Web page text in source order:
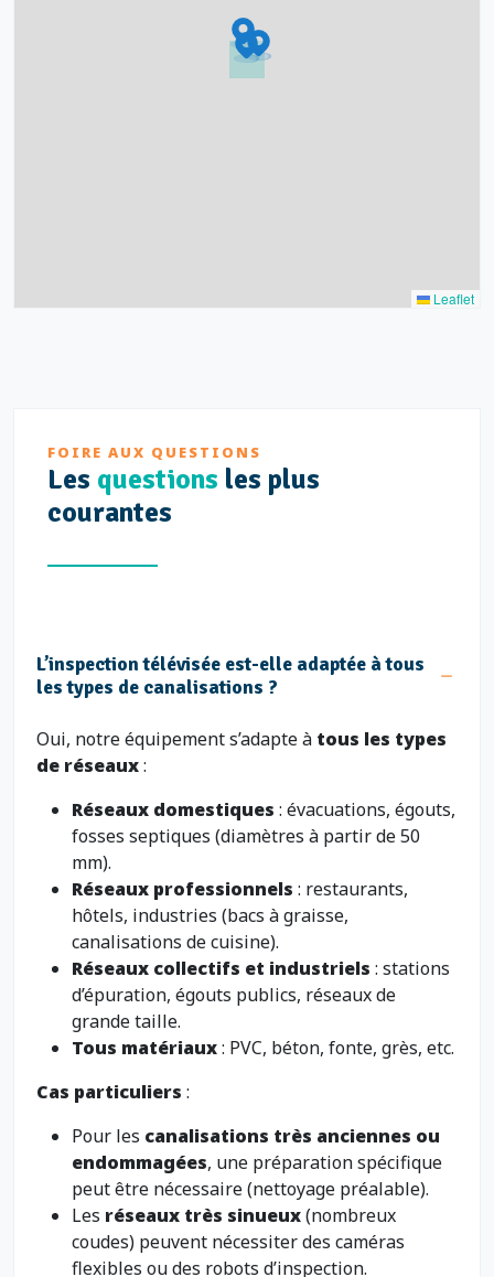
Leaflet
FOIRE AUX QUESTIONS
Les questions les plus
courantes
L’inspection télévisée est-elle adaptée à tous
les types de canalisations ?
Oui, notre équipement s’adapte à tous les types
de réseaux:
Réseaux domestiques : évacuations, égouts,
fosses septiques (diamètres à partir de 50
mm).
Réseaux professionnels : restaurants,
hôtels, industries (bacs à graisse,
canalisations de cuisine).
Réseaux collectifs et industriels : stations
d’épuration, égouts publics, réseaux de
grande taille.
Tous matériaux: PVC, béton, fonte, grès, etc.
Cas particuliers :
Pour les canalisations très anciennes ou
endommagées, une préparation spécifique
peut être nécessaire (nettoyage préalable).
Les réseaux très sinueux(nombreux
coudes) peuvent nécessiter des caméras
flexibles ou des robots d’inspection.